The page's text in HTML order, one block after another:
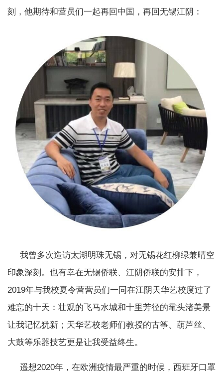
刻，他期待和营员们一起再回中国，再回无锡江阴：
我曾多次造访太湖明珠无锡，对无锡花红柳绿兼晴空
印象深刻。也有幸在无锡侨联、江阴侨联的安排下，
2019年与我校夏令营营员们一同在江阴天华艺校度过了
难忘的十天：壮观的飞马水城和十里芳径的鼋头渚美景
让我记忆犹新；天华艺校老师们教授的古筝、葫芦丝、
大鼓等乐器技艺更是让我受益终生。
遥想2020年，在欧洲疫情最严重的时候，西班牙口罩